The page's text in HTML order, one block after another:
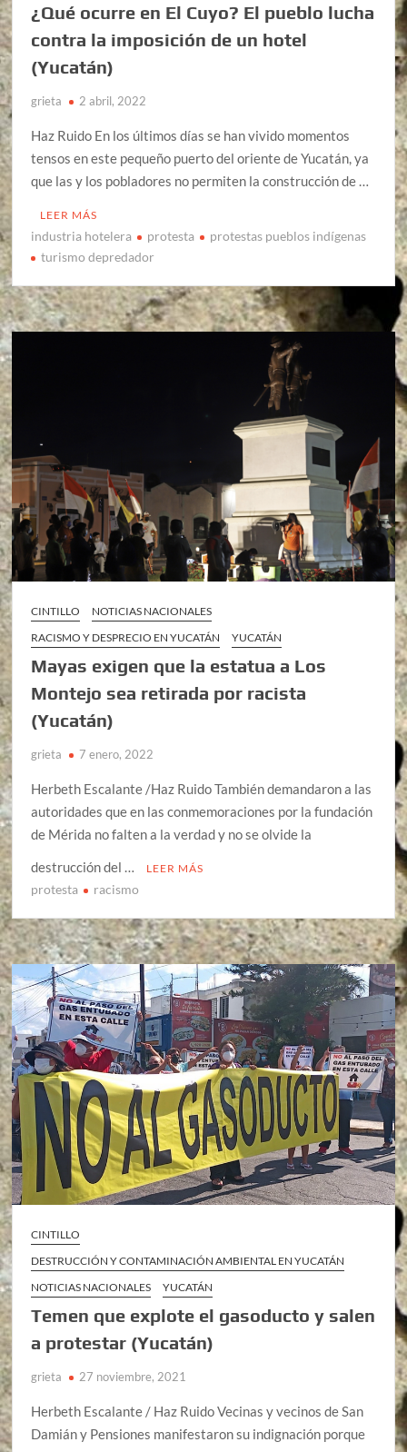
¿Qué ocurre en El Cuyo? El pueblo lucha
contra la imposición de un hotel
(Yucatán)
grieta 2 abril, 2022
Haz Ruido En los últimos días se han vivido momentos
tensos en este pequeño puerto del oriente de Yucatán, ya
que las y los pobladores no permiten la construcción de …
LEER MÁS
industria hotelera protesta
protestas pueblos indígenas
turismo depredador
CINTILLO
NOTICIAS NACIONALES
RACISMO Y DESPRECIO EN YUCATÁN
YUCATÁN
Mayas exigen que la estatua a Los
Montejo sea retirada por racista
(Yucatán)
grieta 7 enero, 2022
Herbeth Escalante /Haz Ruido También demandaron a las
autoridades que en las conmemoraciones por la fundación
de Mérida no falten a la verdad y no se olvide la
destrucción del …
LEER MÁS
protesta racismo
CINTILLO
DESTRUCCIÓN Y CONTAMINACIÓN AMBIENTAL EN YUCATÁN
NOTICIAS NACIONALES
YUCATÁN
Temen que explote el gasoducto y salen
a protestar (Yucatán)
grieta 27 noviembre, 2021
Herbeth Escalante / Haz Ruido Vecinas y vecinos de San
Damián y Pensiones manifestaron su indignación porque